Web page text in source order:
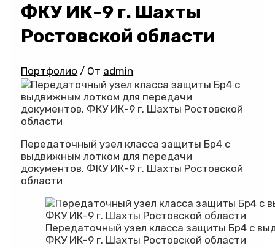
ФКУ ИК-9 г. Шахты
Ростовской области
Портфолио / От admin
Передаточный узел класса защиты Бр4 с
выдвижным лотком для передачи
документов. ФКУ ИК-9 г. Шахты Ростовской
области
Передаточный узел класса защиты Бр4 с
ФКУ ИК-9 г. Шахты Ростовской области